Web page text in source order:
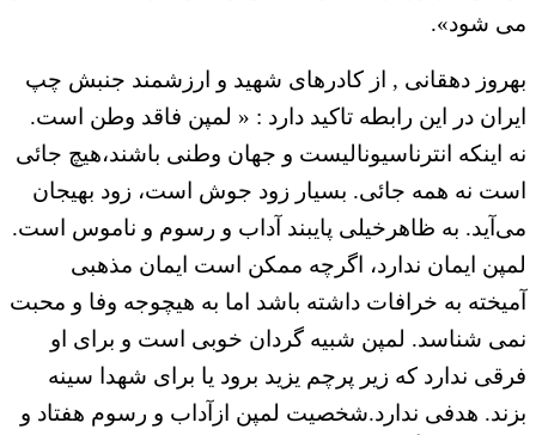
می شود».
بهروز دهقانی , از کادرهای شهید و ارزشمند جنبش چپ
ایران در این رابطه تاکید دارد : « لمپن فاقد وطن است.
نه اينکه انترناسيوناليست و جهان وطنی باشند،هيچ جائی
است نه همه جائی. بسيار زود جوش است، زود بهيجان
می‌آيد. به ظاهرخيلی پايبند آداب و رسوم و ناموس است.
لمپن ايمان ندارد، اگرچه ممكن است ايمان مذهبی
آميخته به خرافات داشته باشد اما به هيچوجه وفا و محبت
نمی شناسد. لمپن شبيه گردان خوبی است و برای او
فرقی ندارد كه زير پرچم يزيد برود يا برای شهدا سينه
بزند. هدفی ندارد.شخصيت لمپن ازآداب و رسوم هفتاد و